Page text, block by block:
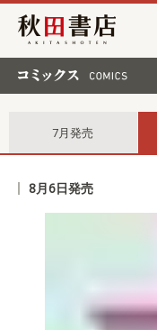
秋田書店
7月発売
8月6日発売